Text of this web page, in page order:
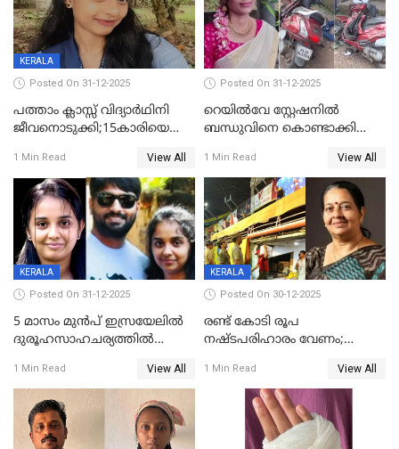
KERALA
Posted On 31-12-2025
പത്താം ക്ലാസ്സ് വിദ്യാര്‍ഥിനി
ജീവനൊടുക്കി;15കാരിയെ
കിടപ്പുമുറിയില്‍ തൂങ്ങി മരിച്ച
നിലയിൽ
1 Min Read View All
Posted On 31-12-2025
റെയിൽവേ സ്റ്റേഷനിൽ
ബന്ധുവിനെ കൊണ്ടാക്കി
ലോറി സ്കൂട്ടറിൽ ഇടിച്ചു :
യുവതിക്ക് ദാരുണാന്ത്യം
1 Min Read View All
KERALA
Posted On 31-12-2025
5 മാസം മുൻപ് ഇസ്രയേലിൽ
ദുരൂഹസാഹചര്യത്തിൽ
മലയാളി യുവാവിന്റെ ഭാര്യയും
മരിച്ചു
1 Min Read View All
KERALA
Posted On 30-12-2025
രണ്ട് കോടി രൂപ
നഷ്ടപരിഹാരം വേണം;
നോട്ടീസയച്ച് ഉമാ തോമസ്
1 Min Read View All